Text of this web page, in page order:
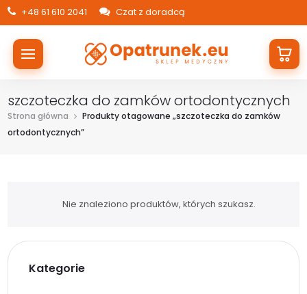
+48 61 610 2041 Czat z doradcą
szczoteczka do zamków ortodontycznych
Strona główna
Produkty otagowane „szczoteczka do zamków
ortodontycznych”
Nie znaleziono produktów, których szukasz.
Kategorie